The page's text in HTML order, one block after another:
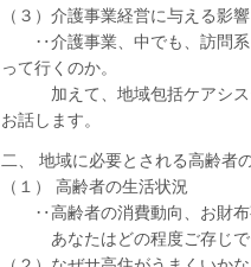
（３）介護事業経営に与える影響
‥介護事業、中でも、訪問系
って行くのか。
加えて、地域包括ケアシス
お話します。
二、 地域に必要とされる高齢者
（１） 高齢者の生活状況
‥高齢者の消費動向、お財布
あなたはどの程度ご存じで